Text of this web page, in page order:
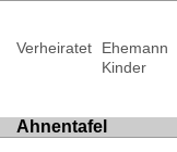
Verheiratet
Ehemann
Kinder
Ahnentafel